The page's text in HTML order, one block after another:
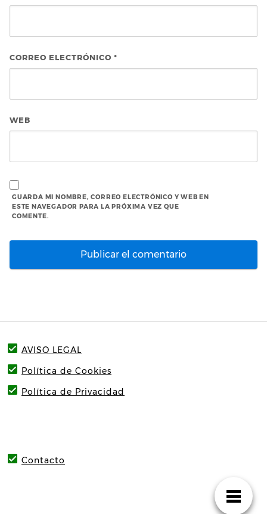
CORREO ELECTRÓNICO *
WEB
GUARDA MI NOMBRE, CORREO ELECTRÓNICO Y WEB EN
ESTE NAVEGADOR PARA LA PRÓXIMA VEZ QUE
COMENTE.
AVISO LEGAL
Política de Cookies
Política de Privacidad
Contacto